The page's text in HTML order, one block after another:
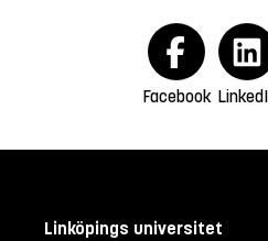
Facebook
Linköpings universitet